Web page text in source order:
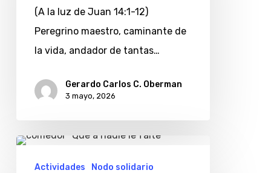
(A la luz de Juan 14:1-12)
Peregrino maestro, caminante de
la vida, andador de tantas…
Gerardo Carlos C. Oberman
3 mayo, 2026
«Que
Actividades Nodo solidario